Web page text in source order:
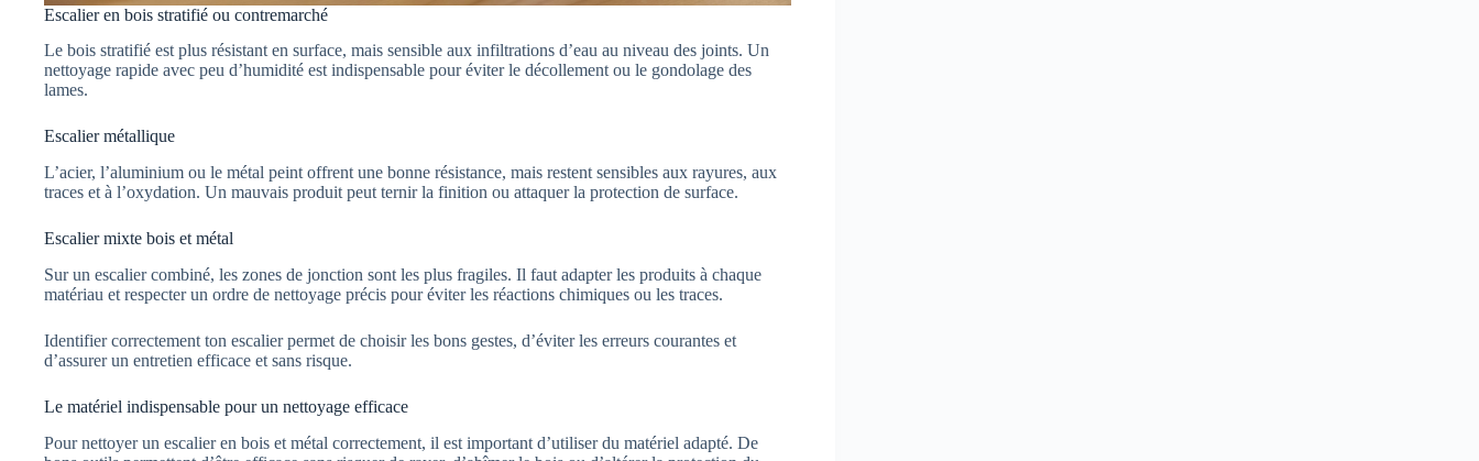
Escalier en bois stratifié ou contremarché
Le bois stratifié est plus résistant en surface, mais sensible aux infiltrations d’eau au niveau des joints. Un
nettoyage rapide avec peu d’humidité est indispensable pour éviter le décollement ou le gondolage des
lames.
Escalier métallique
L’acier, l’aluminium ou le métal peint offrent une bonne résistance, mais restent sensibles aux rayures, aux
traces et à l’oxydation. Un mauvais produit peut ternir la finition ou attaquer la protection de surface.
Escalier mixte bois et métal
Sur un escalier combiné, les zones de jonction sont les plus fragiles. Il faut adapter les produits à chaque
matériau et respecter un ordre de nettoyage précis pour éviter les réactions chimiques ou les traces.
Identifier correctement ton escalier permet de choisir les bons gestes, d’éviter les erreurs courantes et
d’assurer un entretien efficace et sans risque.
Le matériel indispensable pour un nettoyage efficace
Pour nettoyer un escalier en bois et métal correctement, il est important d’utiliser du matériel adapté. De